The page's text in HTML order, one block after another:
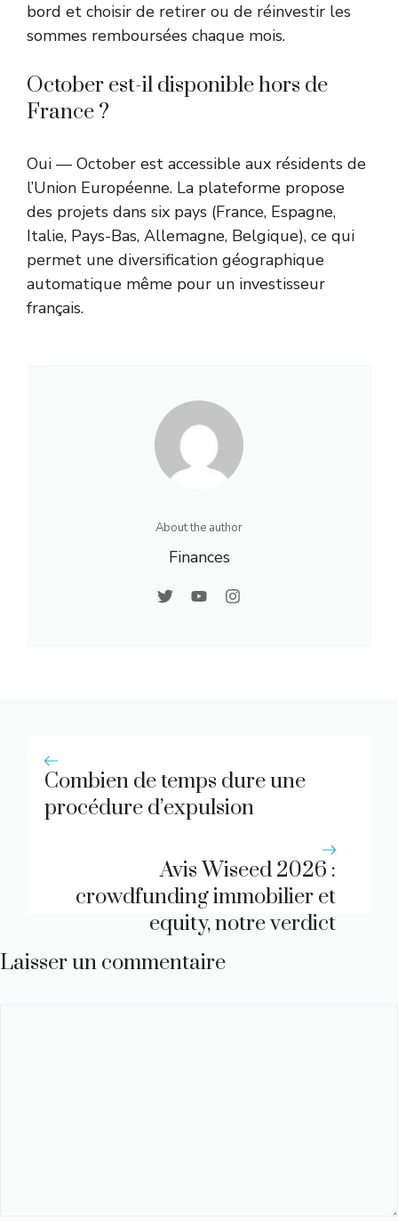
bord et choisir de retirer ou de réinvestir les
sommes remboursées chaque mois.
October est-il disponible hors de
France ?
Oui — October est accessible aux résidents de
l’Union Européenne. La plateforme propose
des projets dans six pays (France, Espagne,
Italie, Pays-Bas, Allemagne, Belgique), ce qui
permet une diversification géographique
automatique même pour un investisseur
français.
About the author
Finances
Combien de temps dure une
procédure d’expulsion
Avis Wiseed 2026 :
crowdfunding immobilier et
equity, notre verdict
Laisser un commentaire